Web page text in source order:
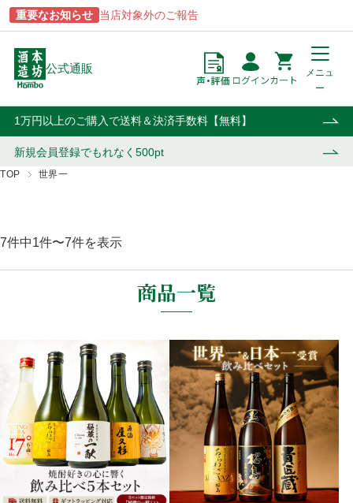
重要なお知らせ 当店対象外のご報告
1万円以上のご購入で送料＆決済手数料【無料】
公式通販
新規会員登録でもれなく500pt
メニュ
ー
おはら
麦焼酎
宝星
マルスウイスキー
上等梅酒
リキュール
一升瓶ワイン
ウイスキー・ジン
リキュール・梅酒
その他
セット商品
点 円
TOP 世界一
7件中1件〜7件を表示
商品一覧